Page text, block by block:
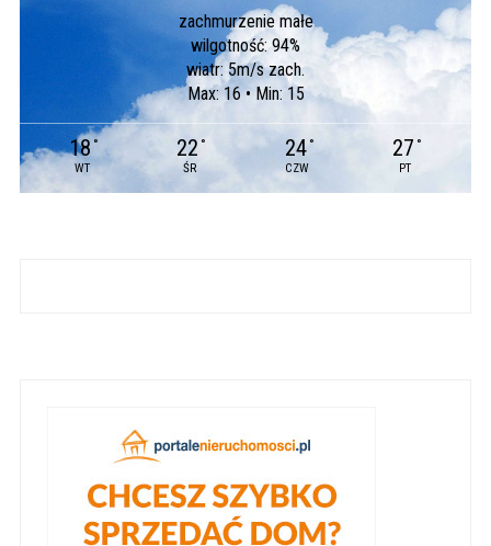
zachmurzenie małe
wilgotność: 94%
wiatr: 5m/s zach.
Max: 16 • Min: 15
18 °
WT
22 °
ŚR
24 °
CZW
27 °
PT